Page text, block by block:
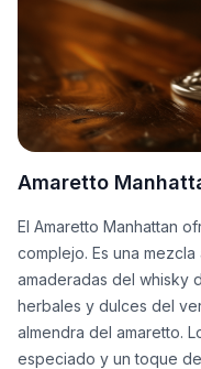
Amaretto
El Amaretto Manhattan
complejo. Es una
amaderadas del whisky
herbales y dulces del
almendra del amaretto.
especiado y un toque